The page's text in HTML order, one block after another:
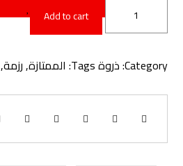
Add to cart
Category: ذروةTags: الممتازة,رزمة,